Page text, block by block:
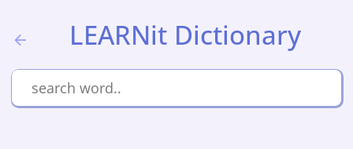
LEARNit Dictionary